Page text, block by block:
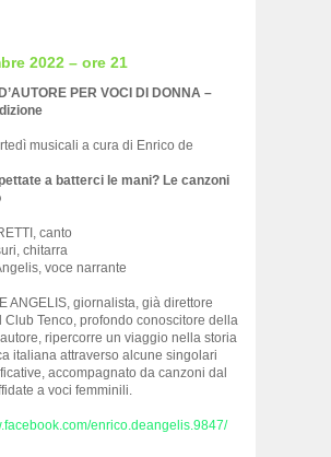
2022 – ore 21
PER VOCI DI DONNA –
musicali a cura di Enrico de
a batterci le mani? Le canzoni
canto
chitarra
voce narrante
ANGELIS, giornalista, già direttore
Club Tenco, profondo conoscitore della
ripercorre un viaggio nella storia
italiana attraverso alcune singolari
accompagnato da canzoni dal
a voci femminili.
enrico.deangelis.9847/